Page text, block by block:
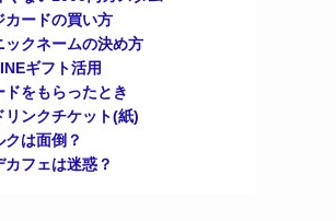
カードの買い方
ックネームの決め方
ギフト活用
ドをもらったとき
リンクチケット(紙)
クは面倒？
カフェは迷惑？